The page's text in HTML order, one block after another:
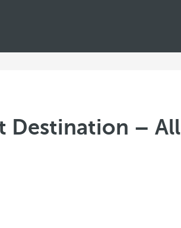
Destination – All